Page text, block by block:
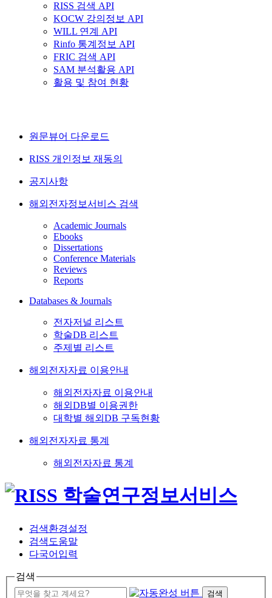
RISS 검색 API
KOCW 강의정보 API
WILL 연계 API
Rinfo 통계정보 API
FRIC 검색 API
SAM 분석활용 API
활용 및 참여 현황
원문뷰어 다운로드
RISS 개인정보 재동의
공지사항
해외전자정보서비스 검색
Academic Journals
Ebooks
Dissertations
Conference Materials
Reviews
Reports
Databases & Journals
전자저널 리스트
학술DB 리스트
주제별 리스트
해외전자자료 이용안내
해외전자자료 이용안내
해외DB별 이용권한
대학별 해외DB 구독현황
해외전자자료 통계
해외전자자료 통계
검색환경설정
검색도움말
다국어입력
검색
검색